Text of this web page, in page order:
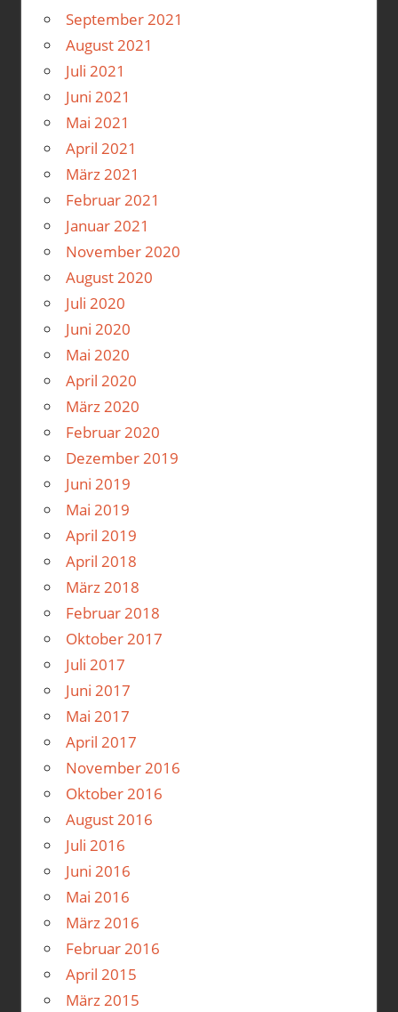
September 2021
August 2021
Juli 2021
Juni 2021
Mai 2021
April 2021
März 2021
Februar 2021
Januar 2021
November 2020
August 2020
Juli 2020
Juni 2020
Mai 2020
April 2020
März 2020
Februar 2020
Dezember 2019
Juni 2019
Mai 2019
April 2019
April 2018
März 2018
Februar 2018
Oktober 2017
Juli 2017
Juni 2017
Mai 2017
April 2017
November 2016
Oktober 2016
August 2016
Juli 2016
Juni 2016
Mai 2016
März 2016
Februar 2016
April 2015
März 2015